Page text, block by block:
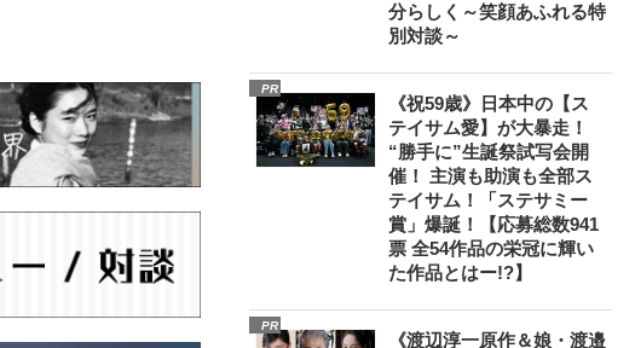
分らしく～笑顔あふれる特
別対談～
PR
《祝59歳》日本中の【ス
テイサム愛】が大暴走！
“勝手に”生誕祭試写会開
催！ 主演も助演も全部ス
テイサム！「ステサミー
賞」爆誕！【応募総数941
票 全54作品の栄冠に輝い
た作品とはー!?】
PR
《渡辺淳一原作＆娘・渡邉